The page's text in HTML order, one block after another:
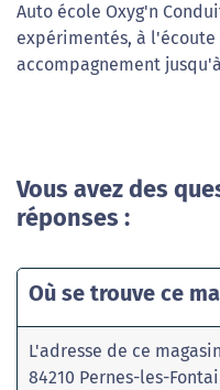
Auto école Oxyg'n
expérimentés, à l'écoute
accompagnement
Vous avez des
réponses :
Où se trouve ce
L'adresse de ce
84210 Pernes-les-